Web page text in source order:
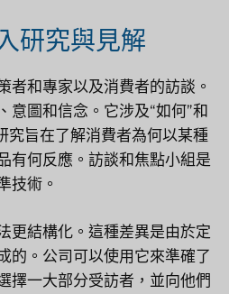
研究與見解
者和專家以及消費者的訪談。
意圖和信念。它涉及“如何”和
究旨在了解消費者為何以某種
有何反應。訪談和焦點小組是
技術。
更結構化。這種差異是由於定
的。公司可以使用它來準確了
擇一大部分受訪者，並向他們